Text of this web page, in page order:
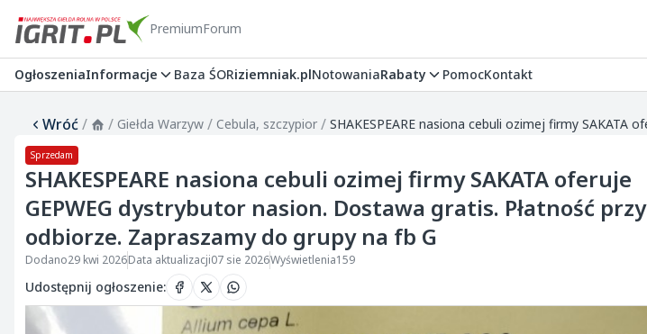
PremiumForum
OgłoszeniaInformacje Baza ŚORiziemniak.plNotowaniaRabaty PomocKontakt
Wróć/ / Giełda Warzyw / Cebula, szczypior /
Sprzedam
SHAKESPEARE nasiona cebuli ozimej firmy SAKATA oferuje
GEPWEG dystrybutor nasion. Dostawa gratis. Płatność przy
odbiorze. Zapraszamy do grupy na fb G
Dodano29 kwi 2026Data aktualizacji07 sie 2026Wyświetlenia159
Udostępnij ogłoszenie: